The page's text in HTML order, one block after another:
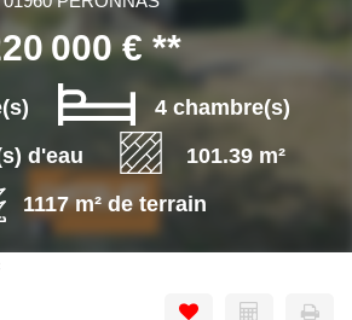
000 €**
4 chambre(s)
d'eau
101.39 m²
1117 m² de terrain